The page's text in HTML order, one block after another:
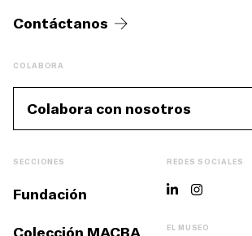
Contáctanos
COLABORA
Colabora con nosotros
SECCIONES
Fundación
Colección MACBA
REDES SOCIALES
EL MUSEO